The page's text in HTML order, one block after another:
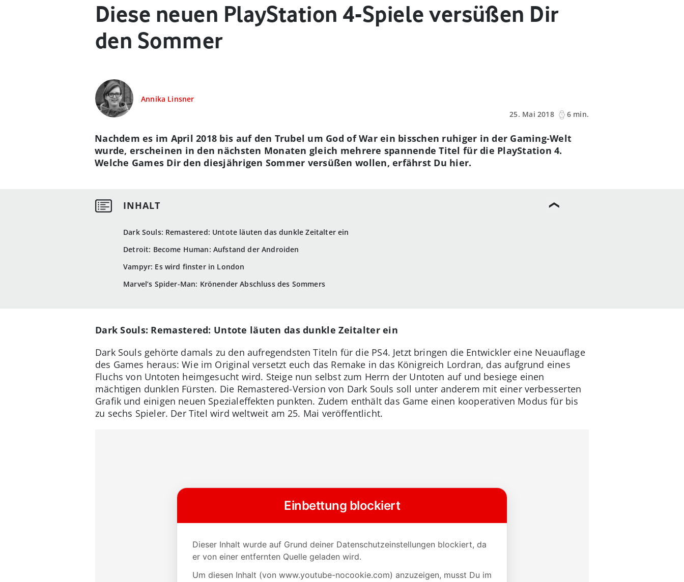
Diese neuen PlayStation 4-Spiele versüßen Dir
den Sommer
Annika Linsner
25. Mai 2018
6 min.
Dark Souls: Remastered: Untote läuten das dunkle Zeitalter ein
Detroit: Become Human: Aufstand der Androiden
Vampyr: Es wird finster in London
Marvel’s Spider-Man: Krönender Abschluss des Sommers
Nachdem es im April 2018 bis auf den Trubel um God of War ein bisschen ruhiger in der Gaming-Welt
wurde, erscheinen in den nächsten Monaten gleich mehrere spannende Titel für die PlayStation 4.
Welche Games Dir den diesjährigen Sommer versüßen wollen, erfährst Du hier.
Dark Souls: Remastered: Untote läuten das dunkle Zeitalter ein
Dark Souls gehörte damals zu den aufregendsten Titeln für die PS4. Jetzt bringen die Entwickler eine Neuauflage
des Games heraus: Wie im Original versetzt euch das Remake in das Königreich Lordran, das aufgrund eines
Fluchs von Untoten heimgesucht wird. Steige nun selbst zum Herrn der Untoten auf und besiege einen
mächtigen dunklen Fürsten. Die Remastered-Version von Dark Souls soll unter anderem mit einer verbesserten
Grafik und einigen neuen Spezialeffekten punkten. Zudem enthält das Game einen kooperativen Modus für bis
zu sechs Spieler. Der Titel wird weltweit am 25. Mai veröffentlicht.